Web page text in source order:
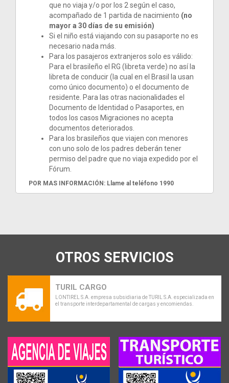
que no viaja y/o por los 2 según el caso,
acompañado de 1 partida de nacimiento (no
mayor a 30 días de su emisión)
Si el niño está viajando con su pasaporte no es
necesario nada más.
Para los pasajeros extranjeros solo es válido:
Para el brasileño el RG (libreta verde) no así la
libreta de conducir (la cual en el Brasil la usan
como único documento) o el documento de
residente. Para las otras nacionalidades el
Documento de Identidad o Pasaportes, en
todos los casos Migraciones no acepta
documentos deteriorados.
Para los brasileños que viajen con menores
con uno solo de los padres deberán tener
permiso del padre que no viaja expedido por el
Fórum.
POR MAS INFORMACIÓN: Llame al teléfono 1990
OTROS SERVICIOS
TURIL CARGO
LONTIREL S.A. empresa subsidiaria de TURIL S.A. especializada en
el transporte interdepartamental de cargas y encomiendas.